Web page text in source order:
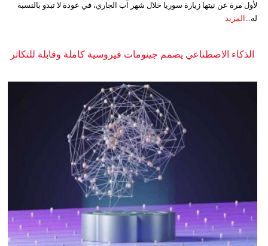
لأول مرة عن نيتها زيارة سوريا خلال شهر آب الجاري، في عودة لا تبدو بالنسبة
له... المزيد
الذكاء الاصطناعي يصمم جينومات فيروسية كاملة وقابلة للتكاثر